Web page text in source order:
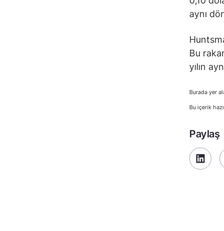
aynı
Bu
yılın
Burada yer
Bu içerik
Paylaş